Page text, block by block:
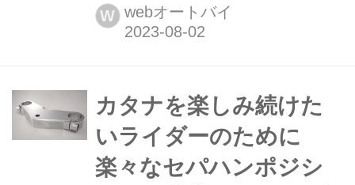
ジェンズ 公式サイト ▶▶▶カスタム
とメンテナンスのことならヘリテイジ
大きくする 50歳を超えてからも
GSX1100Sカタナに楽しく乗れれ
ば......。この車両はオーナーが手放し
そうにな...
W webオートバイ
カタナを楽しみ続けた
いライダーのために
楽々なセパハンポジシ